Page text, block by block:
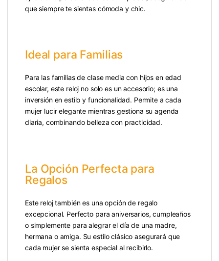
que siempre te sientas cómoda y chic.
Ideal para Familias
Para las familias de clase media con hijos en edad
escolar, este reloj no solo es un accesorio; es una
inversión en estilo y funcionalidad. Permite a cada
mujer lucir elegante mientras gestiona su agenda
diaria, combinando belleza con practicidad.
La Opción Perfecta para
Regalos
Este reloj también es una opción de regalo
excepcional. Perfecto para aniversarios, cumpleaños
o simplemente para alegrar el día de una madre,
hermana o amiga. Su estilo clásico asegurará que
cada mujer se sienta especial al recibirlo.